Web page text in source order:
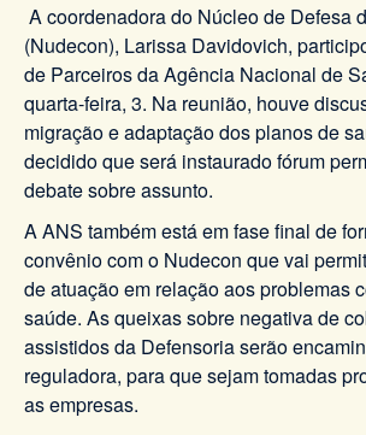
A coordenadora do Núcleo de Defesa
(Nudecon), Larissa Davidovich,
de Parceiros da Agência Nacional de
quarta-feira, 3. Na reunião, houve
migração e adaptação dos planos de
decidido que será instaurado fórum
debate sobre assunto.
A ANS também está em fase final de
convênio com o Nudecon que vai
de atuação em relação aos problemas
saúde. As queixas sobre negativa de
assistidos da Defensoria serão
reguladora, para que sejam tomadas
as empresas.